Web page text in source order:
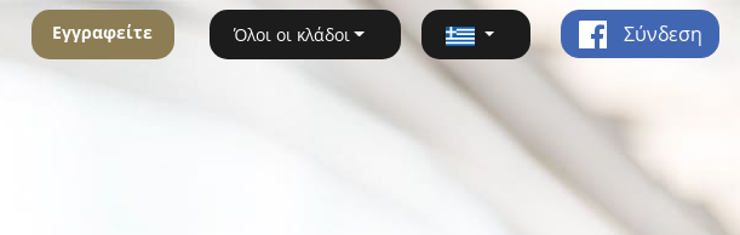
Εγγραφείτε Όλοι οι κλάδοι Σύνδεση